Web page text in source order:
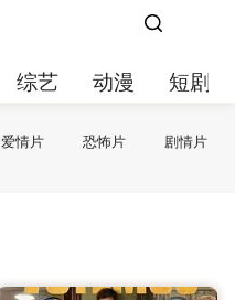
综艺 动漫 短剧
爱情片 恐怖片 剧情片